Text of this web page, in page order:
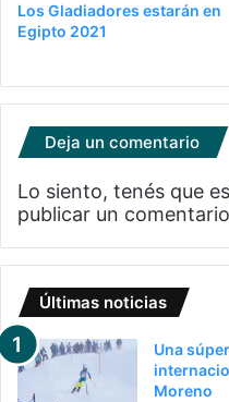
Los Gladiadores estarán en
Egipto 2021
Deja un comentario
Lo siento, tenés que
publicar un
Últimas noticias
Una
Moreno